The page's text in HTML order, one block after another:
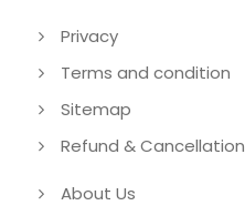
Privacy
Terms and condition
Sitemap
Refund & Cancellation
About Us